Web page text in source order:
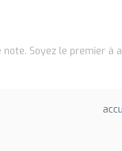
note. Soyez le premier à